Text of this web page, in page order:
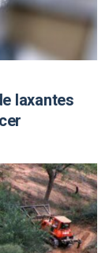
laxantes